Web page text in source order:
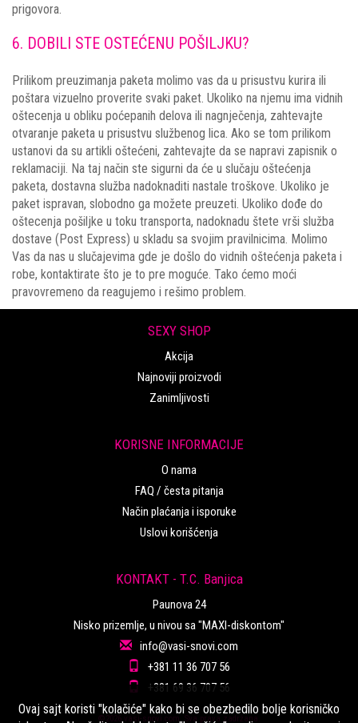
prigovora.
6. DOBILI STE OSTEĆENU POŠILJKU?
Prilikom preuzimanja paketa molimo vas da u prisustvu kurira ili
poštara vizuelno proverite svaki paket. Ukoliko na njemu ima vidnih
oštecenja u obliku poćepanih delova ili nagnječenja, zahtevajte
otvaranje paketa u prisustvu službenog lica. Ako se tom prilikom
ustanovi da su artikli oštećeni, zahtevajte da se napravi zapisnik o
reklamaciji. Na taj način ste sigurni da će u slučaju oštećenja
paketa, dostavna služba nadoknaditi nastale troškove. Ukoliko je
paket ispravan, slobodno ga možete preuzeti. Ukoliko dođe do
oštecenja pošiljke u toku transporta, nadoknadu štete vrši služba
dostave (Post Express) u skladu sa svojim pravilnicima. Molimo
Vas da nas u slučajevima gde je došlo do vidnih oštećenja paketa i
robe, kontaktirate što je to pre moguće. Tako ćemo moći
pravovremeno da reagujemo i rešimo problem.
SEXY SHOP
Akcija
Najnoviji proizvodi
Zanimljivosti
KORISNE INFORMACIJE
O nama
FAQ / česta pitanja
Način plaćanja i isporuke
Uslovi korišćenja
KONTAKT - T.C. Banjica
Paunova 24
Nisko prizemlje, u nivou sa "MAXI-diskontom"
info@vasi-snovi.com
+381 11 36 707 56
+381 69 36 707 56
©2026.vasi-snovi.com. Sva prava zadržana.
Ovaj sajt koristi "kolačiće" kako bi se obezbedilo bolje korisničko